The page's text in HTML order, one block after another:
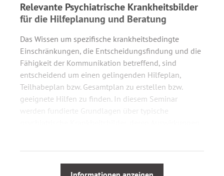
Relevante Psychiatrische Krankheitsbilder
für die Hilfeplanung und Beratung
Das Wissen um spezifische krankheitsbedingte
Einschränkungen, die Entscheidungsfindung und die
Fähigkeit der Kommunikation betreffend, sind
entscheidend um einen gelingenden Hilfeplan,
Teilhabeplan bzw. Gesamtplan zu erstellen bzw.
geeignete Hilfen zu finden. In diesem Seminar
werden fundierte Grundlagen über typische